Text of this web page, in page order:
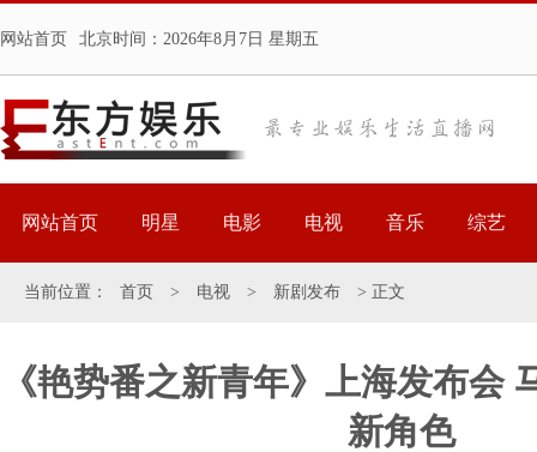
网站首页 北京时间： 2026年8月7日 星期五
网站首页 明星 电影 电视 音乐 综艺
当前位置： 首页 > 电视 > 新剧发布 > 正文
《艳势番之新青年》上海发布会
新角色